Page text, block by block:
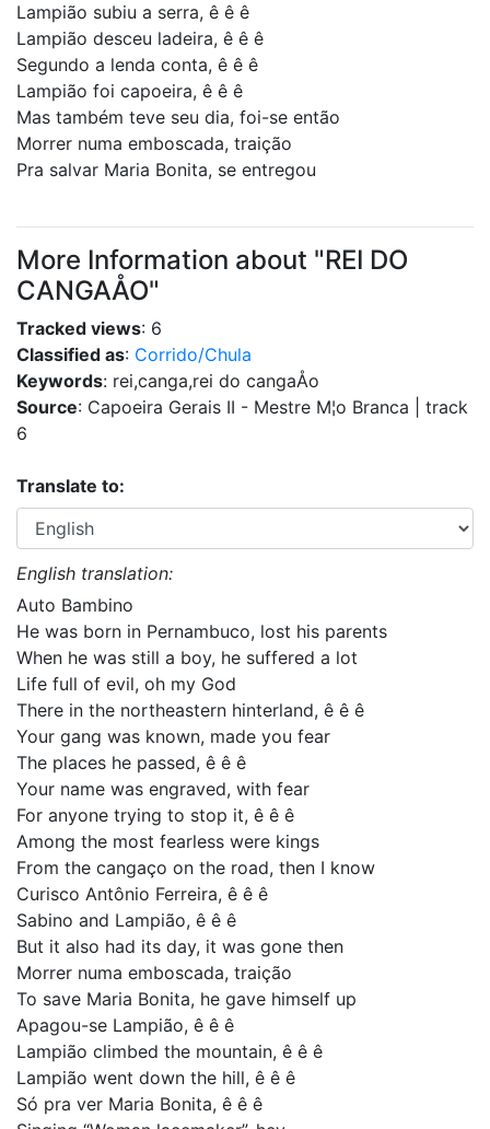
Lampião subiu a serra, ê ê ê
Lampião desceu ladeira, ê ê ê
Segundo a lenda conta, ê ê ê
Lampião foi capoeira, ê ê ê
Mas também teve seu dia, foi-se então
Morrer numa emboscada, traição
Pra salvar Maria Bonita, se entregou
More Information about "REI DO
CANGAÅO"
Tracked views: 6
Classified as: Corrido/Chula
Keywords: rei,canga,rei do cangaÅo
Source: Capoeira Gerais II - Mestre M¦o Branca | track
6
Translate to:
English translation:
Auto Bambino
He was born in Pernambuco, lost his parents
When he was still a boy, he suffered a lot
Life full of evil, oh my God
There in the northeastern hinterland, ê ê ê
Your gang was known, made you fear
The places he passed, ê ê ê
Your name was engraved, with fear
For anyone trying to stop it, ê ê ê
Among the most fearless were kings
From the cangaço on the road, then I know
Curisco Antônio Ferreira, ê ê ê
Sabino and Lampião, ê ê ê
But it also had its day, it was gone then
Morrer numa emboscada, traição
To save Maria Bonita, he gave himself up
Apagou-se Lampião, ê ê ê
Lampião climbed the mountain, ê ê ê
Lampião went down the hill, ê ê ê
Só pra ver Maria Bonita, ê ê ê